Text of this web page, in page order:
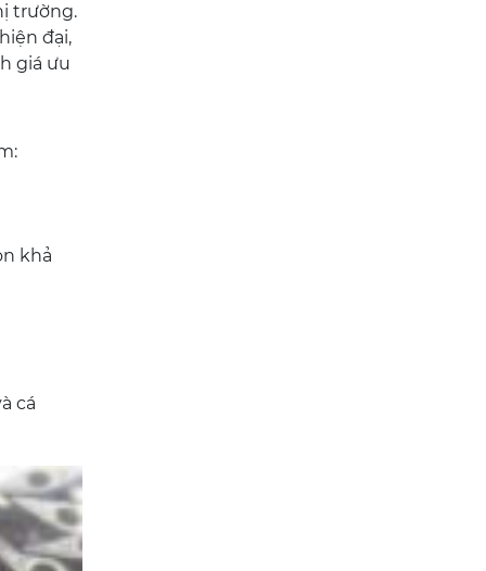
trường.
đại,
giá ưu
khả
cá